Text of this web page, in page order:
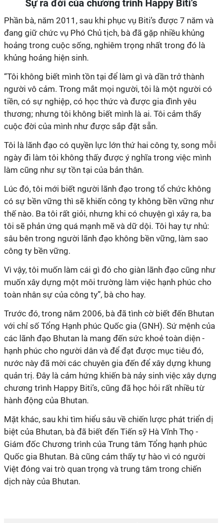
Sự ra đời của chương trình Happy Biti’s
Phần bà, năm 2011, sau khi phục vụ Biti’s được 7 năm và
đang giữ chức vụ Phó Chủ tịch, bà đã gặp nhiều khủng
hoảng trong cuộc sống, nghiêm trọng nhất trong đó là
khủng hoảng hiện sinh.
“Tôi không biết mình tồn tại để làm gì và dần trở thành
người vô cảm. Trong mắt mọi người, tôi là một người có
tiền, có sự nghiệp, có học thức và được gia đình yêu
thương; nhưng tôi không biết mình là ai. Tôi cảm thấy
cuộc đời của mình như được sắp đặt sẵn.
Tôi là lãnh đạo có quyền lực lớn thứ hai công ty, song mỗi
ngày đi làm tôi không thấy được ý nghĩa trong việc mình
làm cũng như sự tồn tại của bản thân.
Lúc đó, tôi mới biết người lãnh đạo trong tổ chức không
có sự bền vững thì sẽ khiến công ty không bền vững như
thế nào. Ba tôi rất giỏi, nhưng khi có chuyện gì xảy ra, ba
tôi sẽ phản ứng quá mạnh mẽ và dữ dội. Tôi hay tự nhủ:
sâu bên trong người lãnh đạo không bền vững, làm sao
công ty bền vững.
Vì vậy, tôi muốn làm cái gì đó cho giàn lãnh đạo cũng như
muốn xây dựng một môi trường làm việc hạnh phúc cho
toàn nhân sự của công ty”, bà cho hay.
Trước đó, trong năm 2006, bà đã tình cờ biết đến Bhutan
với chỉ số Tổng Hạnh phúc Quốc gia (GNH). Sứ mệnh của
các lãnh đạo Bhutan là mang đến sức khoẻ toàn diện -
hạnh phúc cho người dân và để đạt được mục tiêu đó,
nước này đã mời các chuyên gia đến để xây dựng khung
quản trị. Đây là cảm hứng khiến bà nảy sinh việc xây dựng
chương trình Happy Biti’s, cũng đã học hỏi rất nhiều từ
hành động của Bhutan.
Mặt khác, sau khi tìm hiểu sâu về chiến lược phát triển dị
biệt của Bhutan, bà đã biết đến Tiến sỹ Hà Vĩnh Thọ -
Giám đốc Chương trình của Trung tâm Tổng hạnh phúc
Quốc gia Bhutan. Bà cũng cảm thấy tự hào vì có người
Việt đóng vai trò quan trọng và trung tâm trong chiến
dịch này của Bhutan.